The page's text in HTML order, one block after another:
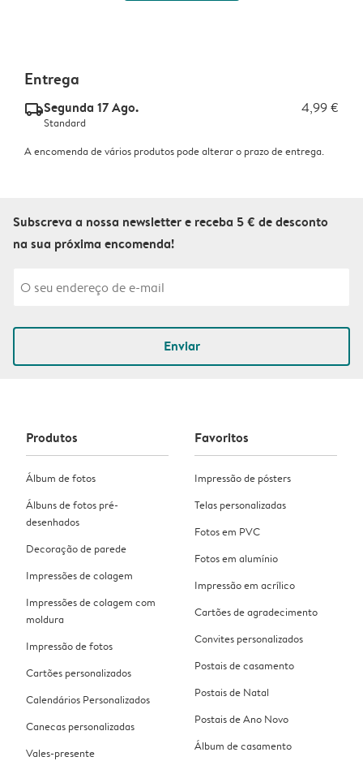
Entrega
delivery_standard_v2Segunda 17 Ago. 4,99 €
Standard
A encomenda de vários produtos pode alterar o prazo de entrega.
Subscreva a nossa newsletter e receba 5 € de desconto
na sua próxima encomenda!
Enviar
Produtos
Álbum de fotos
Álbuns de fotos pré-
desenhados
Decoração de parede
Impressões de colagem
Impressões de colagem com
moldura
Impressão de fotos
Cartões personalizados
Calendários Personalizados
Canecas personalizadas
Vales-presente
Favoritos
Impressão de pósters
Telas personalizadas
Fotos em PVC
Fotos em alumínio
Impressão em acrílico
Cartões de agradecimento
Convites personalizados
Postais de casamento
Postais de Natal
Postais de Ano Novo
Álbum de casamento